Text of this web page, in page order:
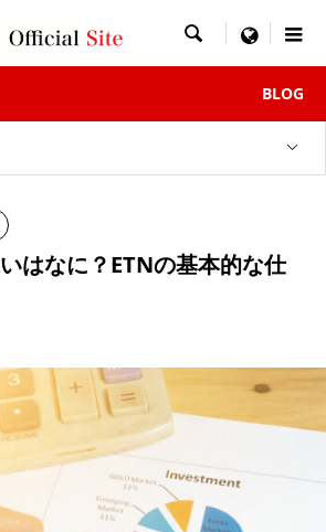
 menu
BLOG
はなに？ETNの基本的な仕